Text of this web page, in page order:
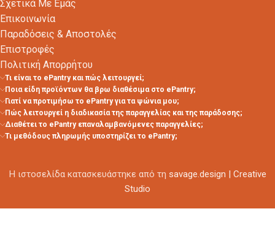
Σχετικά Με Εμάς
Επικοινωνία
Παραδόσεις & Αποστολές
Επιστροφές
Πολιτική Απορρήτου
Τι είναι το ePantry και πώς λειτουργεί;
Ποια είδη προϊόντων θα βρω διαθέσιμα στο ePantry;
Γιατί να προτιμήσω το ePantry για τα ψώνια μου;
Πώς λειτουργεί η διαδικασία της παραγγελίας και της παράδοσης;
Διαθέτει το ePantry επαναλαμβανόμενες παραγγελίες;
Τι μεθόδους πληρωμής υποστηρίζει το ePantry;
Η ιστοσελίδα κατασκευάστηκε από τη savage.design | Creative
Studio